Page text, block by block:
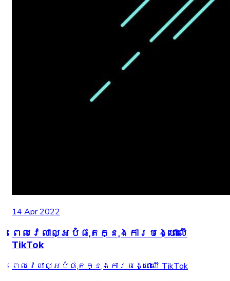
14 Apr 2022
ពេលវេលាល្អបំផុតក្នុងការបង្ហោះលើ
TikTok
ពេលវេលាល្អបំផុតក្នុងការបង្ហោះលើ TikTok